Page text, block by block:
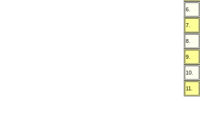
6.
7.
8.
9.
10.
11.